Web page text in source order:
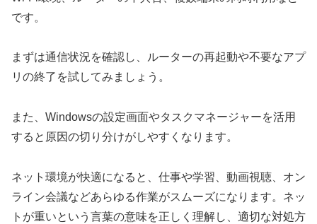
です。
まずは通信状況を確認し、ルーターの再起動や不要なアプ
リの終了を試してみましょう。
また、Windowsの設定画面やタスクマネージャーを活用
すると原因の切り分けがしやすくなります。
ネット環境が快適になると、仕事や学習、動画視聴、オン
ライン会議などあらゆる作業がスムーズになります。ネッ
トが重いという言葉の意味を正しく理解し、適切な対処方